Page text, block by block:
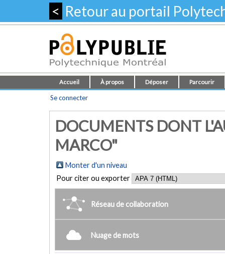
< Retour au portail
Accueil À propos Déposer Parcourir
Se connecter
DOCUMENTS DONT
MARCO"
Monter d'un niveau
Pour citer ou exporter
Réseau de collaboration
Nuage de mots